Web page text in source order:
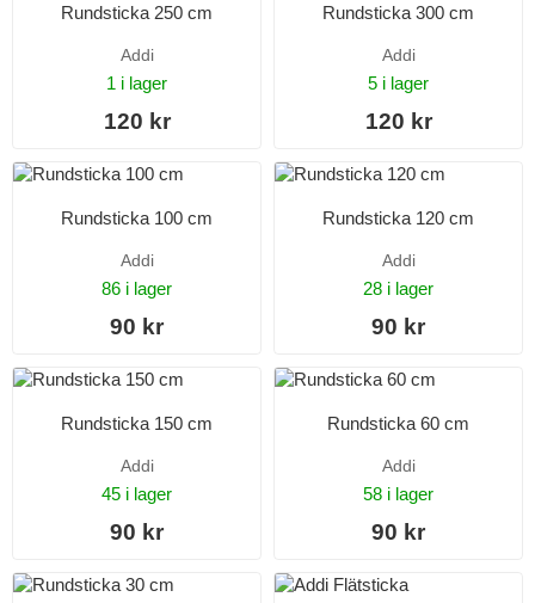
Rundsticka 250 cm
Addi
1 i lager
120 kr
Rundsticka 300 cm
Addi
5 i lager
120 kr
Rundsticka 100 cm
Addi
86 i lager
90 kr
Rundsticka 120 cm
Addi
28 i lager
90 kr
Rundsticka 150 cm
Addi
45 i lager
90 kr
Rundsticka 60 cm
Addi
58 i lager
90 kr